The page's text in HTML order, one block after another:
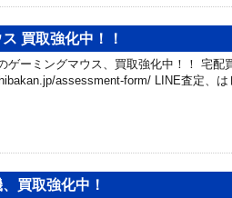
買取強化中！！
ゲーミングマウス、買取強化中！！ 宅配
assessment-form/ LINE査定、
買取強化中！